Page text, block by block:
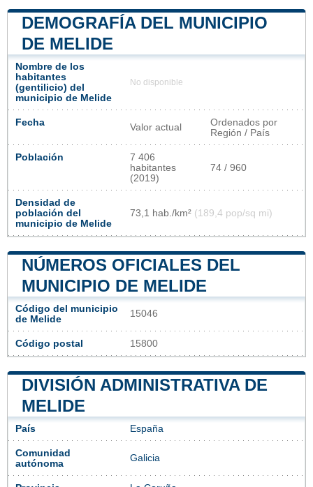
DEMOGRAFÍA DEL MUNICIPIO
DE MELIDE
Nombre de los
habitantes
(gentilicio) del
municipio de Melide
No disponible
Fecha Valor actual
Ordenados por
Región / País
Población
7 406
habitantes
(2019)
74 / 960
Densidad de
población del
municipio de Melide
73,1 hab./km² (189,4 pop/sq mi)
NÚMEROS OFICIALES DEL
MUNICIPIO DE MELIDE
Código del municipio
de Melide
15046
Código postal 15800
DIVISIÓN ADMINISTRATIVA DE
MELIDE
País España
Comunidad
autónoma
Galicia